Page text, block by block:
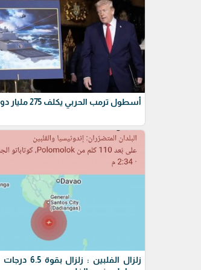
أسطول ترمب الحربي يكلف 275 مليار دولار
زلزال الفلبين :